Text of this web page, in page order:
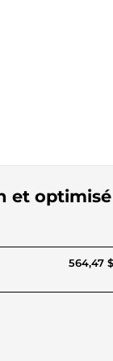
et optimisé
564,47